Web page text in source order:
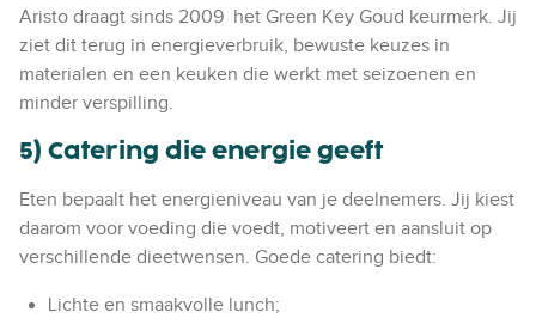
Aristo draagt sinds 2009 het Green Key Goud keurmerk. Jij
ziet dit terug in energieverbruik, bewuste keuzes in
materialen en een keuken die werkt met seizoenen en
minder verspilling.
5) Catering die energie geeft
Eten bepaalt het energieniveau van je deelnemers. Jij kiest
daarom voor voeding die voedt, motiveert en aansluit op
verschillende dieetwensen. Goede catering biedt:
Lichte en smaakvolle lunch;